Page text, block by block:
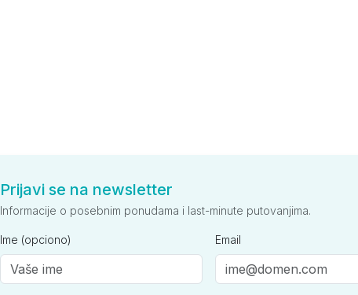
Prijavi se na newsletter
Informacije o posebnim ponudama i last-minute putovanjima.
Ime (opciono) Email